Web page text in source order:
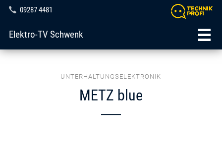
09287 4481
Elektro-TV Schwenk
UNTERHALTUNGSELEKTRONIK
METZ blue